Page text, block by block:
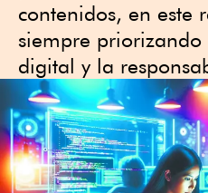
contenidos, en este
siempre
digital y la